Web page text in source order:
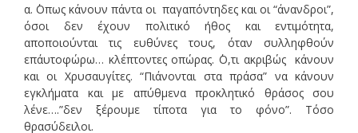
α. ΄Οπως κάνουν πάντα οι παγαπόντηδες και οι “άνανδροι”,
όσοι δεν έχουν πολιτικό ήθος και εντιμότητα,
αποποιούνται τις ευθύνες τους, όταν συλληφθούν
επ΄αυτοφώρω… κλέπτοντες οπώρας. ΄Ο,τι ακριβώς κάνουν
και οι Χρυσαυγίτες. “Πιάνονται στα πράσα” να κάνουν
εγκλήματα και με απύθμενα προκλητικό θράσος σου
λένε….”δεν ξέρουμε τίποτα για το φόνο”. Τόσο
θρασύδειλοι.